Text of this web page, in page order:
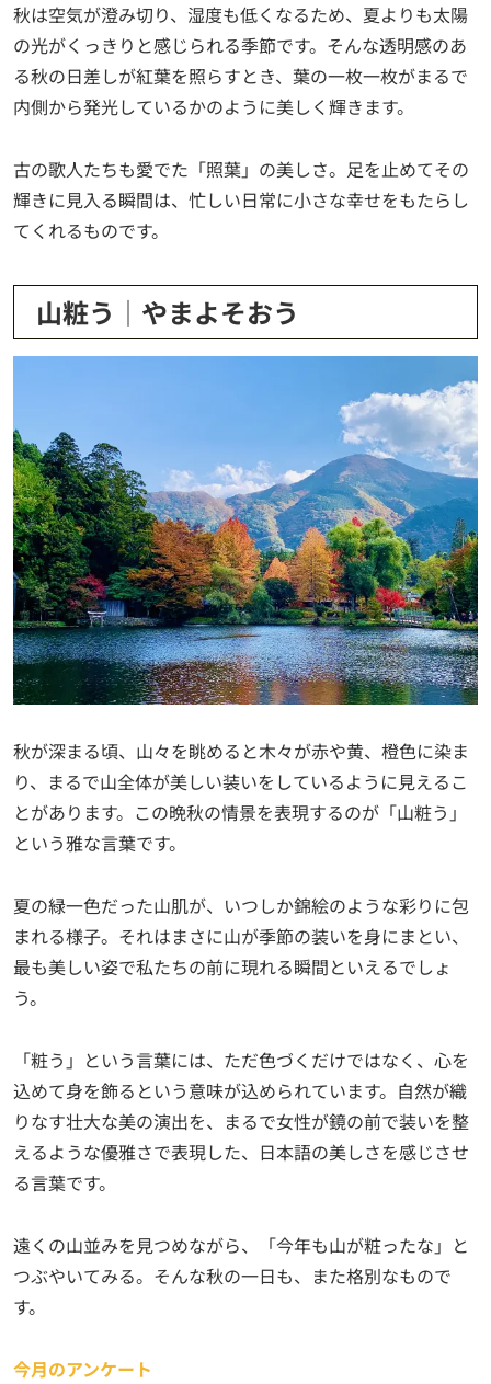
秋は空気が澄み切り、湿度も低くなるため、夏よりも太陽
の光がくっきりと感じられる季節です。そんな透明感のあ
る秋の日差しが紅葉を照らすとき、葉の一枚一枚がまるで
内側から発光しているかのように美しく輝きます。
古の歌人たちも愛でた「照葉」の美しさ。足を止めてその
輝きに見入る瞬間は、忙しい日常に小さな幸せをもたらし
てくれるものです。
山粧う│やまよそおう
秋が深まる頃、山々を眺めると木々が赤や黄、橙色に染ま
り、まるで山全体が美しい装いをしているように見えるこ
とがあります。この晩秋の情景を表現するのが「山粧う」
という雅な言葉です。
夏の緑一色だった山肌が、いつしか錦絵のような彩りに包
まれる様子。それはまさに山が季節の装いを身にまとい、
最も美しい姿で私たちの前に現れる瞬間といえるでしょ
う。
「粧う」という言葉には、ただ色づくだけではなく、心を
込めて身を飾るという意味が込められています。自然が織
りなす壮大な美の演出を、まるで女性が鏡の前で装いを整
えるような優雅さで表現した、日本語の美しさを感じさせ
る言葉です。
遠くの山並みを見つめながら、「今年も山が粧ったな」と
つぶやいてみる。そんな秋の一日も、また格別なもので
す。
今月のアンケート